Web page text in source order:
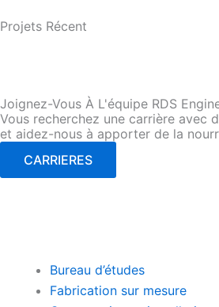
Projets Récent
Joignez-Vous À L'équipe RDS
Vous recherchez une carrière avec
et aidez-nous à apporter de la
CARRIERES
Bureau d’études
Fabrication sur mesure